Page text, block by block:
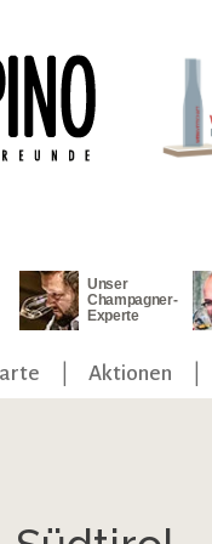
Unser
Champagner-
Experte
Aktionen